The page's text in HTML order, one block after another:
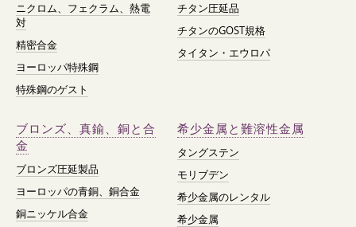
ニクロム、フェクラム、熱電
対
精密合金
ヨーロッパ特殊鋼
特殊鋼のゲスト
チタン圧延品
チタンのGOST規格
タイタン・エウロパ
ブロンズ、真鍮、銅と合
金
ブロンズ圧延製品
ヨーロッパの青銅、銅合金
銅ニッケル合金
希少金属と難溶性金属
タングステン
モリブデン
希少金属のレンタル
希少金属